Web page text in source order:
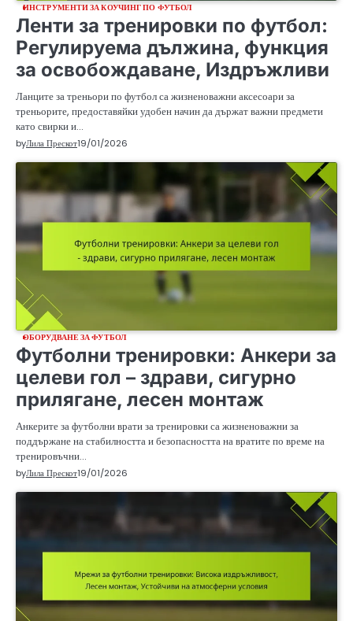
ИНСТРУМЕНТИ ЗА КОУЧИНГ ПО ФУТБОЛ
Ленти за тренировки по футбол:
Регулируема дължина, функция
за освобождаване, Издръжливи
Ланците за треньори по футбол са жизненоважни аксесоари за
треньорите, предоставяйки удобен начин да държат важни предмети
като свирки и…
byЛила Прескот19/01/2026
ОБОРУДВАНЕ ЗА ФУТБОЛ
Футболни тренировки: Анкери за
целеви гол – здрави, сигурно
прилягане, лесен монтаж
Анкерите за футболни врати за тренировки са жизненоважни за
поддържане на стабилността и безопасността на вратите по време на
тренировъчни…
byЛила Прескот19/01/2026